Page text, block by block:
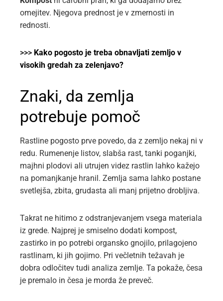
omejitev. Njegova prednost je v zmernosti in
rednosti.
>>> Kako pogosto je treba obnavljati zemljo v
visokih gredah za zelenjavo?
Znaki, da zemlja
potrebuje pomoč
Rastline pogosto prve povedo, da z zemljo nekaj ni v
redu. Rumenenje listov, slabša rast, tanki poganjki,
majhni plodovi ali utrujen videz rastlin lahko kažejo
na pomanjkanje hranil. Zemlja sama lahko postane
svetlejša, zbita, grudasta ali manj prijetno drobljiva.
Takrat ne hitimo z odstranjevanjem vsega materiala
iz grede. Najprej je smiselno dodati kompost,
zastirko in po potrebi organsko gnojilo, prilagojeno
rastlinam, ki jih gojimo. Pri večletnih težavah je
dobra odločitev tudi analiza zemlje. Ta pokaže, česa
je premalo in česa je morda že preveč.